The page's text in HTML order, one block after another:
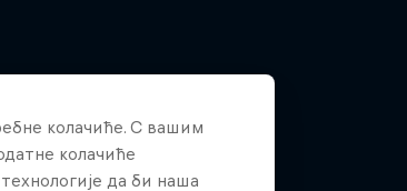
колачиће. С вашим
колачиће
да би наша